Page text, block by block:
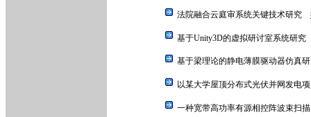
法院融合云庭审系统关键技术研究
基于Unity3D的虚拟研讨室系统研
基于梁理论的静电薄膜驱动器仿
以某大学屋顶分布式光伏并网发电
一种宽带高功率有源相控阵波束扫